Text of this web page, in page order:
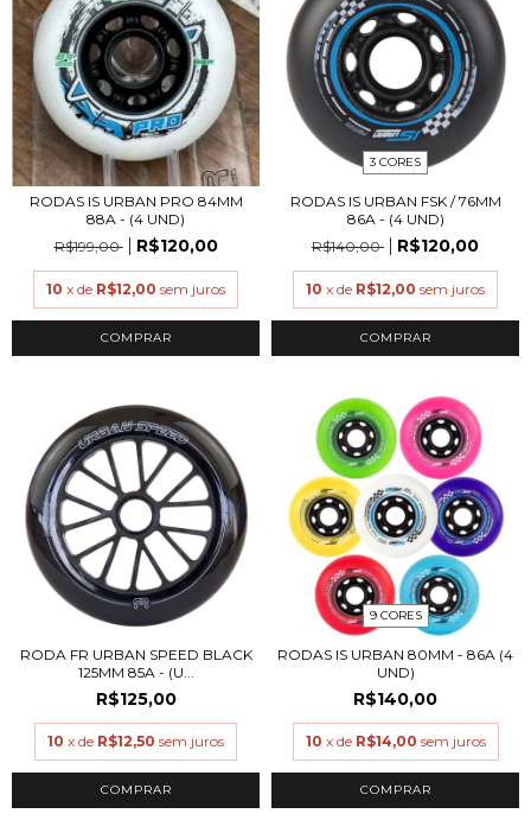
RODAS IS URBAN PRO 84MM
88A - (4 UND)
R$199,00
R$120,00
10 x de R$12,00 sem juros
COMPRAR
3 CORES
RODAS IS URBAN FSK / 76MM
86A - (4 UND)
R$140,00
R$120,00
10 x de R$12,00 sem juros
COMPRAR
RODA FR URBAN SPEED BLACK
125MM 85A - (U...
R$125,00
10 x de R$12,50 sem juros
COMPRAR
9 CORES
RODAS IS URBAN 80MM - 86A (4
UND)
R$140,00
10 x de R$14,00 sem juros
COMPRAR